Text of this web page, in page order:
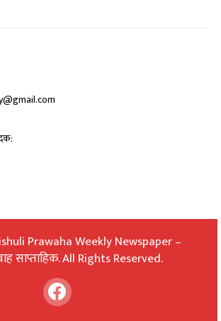
Prawaha Weekly Newspaper –
साप्ताहिक. All Rights Reserved.